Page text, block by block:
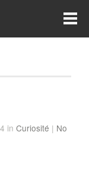
in Curiosité | No